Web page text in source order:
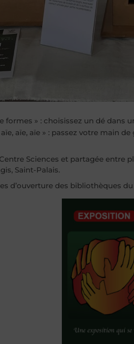
formes » : choisissez un dé dans
aïe, aïe » : passez votre main
Sciences et partagée entre
Saint-Palais.
d’ouverture des bibliothèques